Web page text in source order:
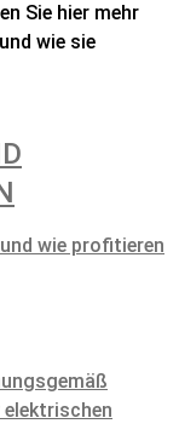
Sie hier mehr
wie sie
wie profitieren